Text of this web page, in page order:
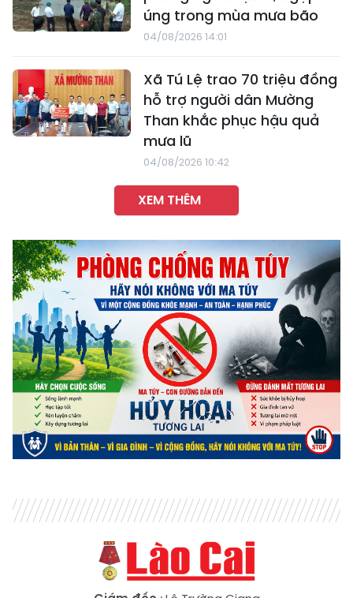
úng trong mùa mưa bão
04/08/2026 14:01
Xã Tú Lệ trao 70 triệu đồng
hỗ trợ người dân Mường
Than khắc phục hậu quả
mưa lũ
04/08/2026 10:42
XEM THÊM